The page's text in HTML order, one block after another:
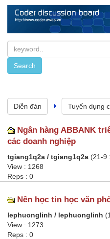
Diễn đàn Tuyển dụng
Ngân hàng ABBANK
các doanh nghiệp
tgiang1q2a / tgiang1q2a (21-9
View : 1268
Reps : 0
Nên học tin học văn
lephuonglinh / lephuonglinh
View : 1273
Reps : 0